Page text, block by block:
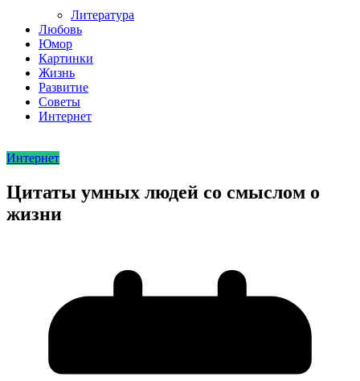
Литература
Любовь
Юмор
Картинки
Жизнь
Развитие
Советы
Интернет
Интернет
Цитаты умных людей со смыслом о
жизни